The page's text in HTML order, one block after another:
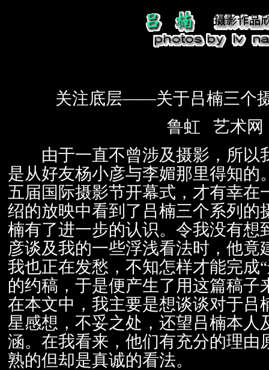
关注底层——关于吕楠三个
鲁虹 艺术网
由于一直不曾涉及摄影，所以
是从好友杨小彦与李媚那里得知的
五届国际摄影节开幕式，才有幸在
绍的放映中看到了吕楠三个系列的
楠有了进一步的认识。令我没有想
彦谈及我的一些浮浅看法时，他竟
我也正在发愁，不知怎样才能完成
的约稿，于是便产生了用这篇稿子
在本文中，我主要是想谈谈对于吕
星感想，不妥之处，还望吕楠本人
涵。在我看来，他们有充分的理由
熟的但却是真诚的看法。